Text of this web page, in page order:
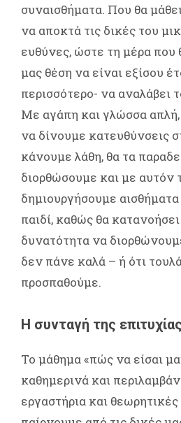
συναισθήματα. Που θα
να αποκτά τις δικές του
ευθύνες, ώστε τη μέρα που
μας θέση να είναι εξίσου
περισσότερο- να αναλάβει
Με αγάπη και γλώσσα απλή,
να δίνουμε κατευθύνσεις
κάνουμε λάθη, θα τα
διορθώσουμε και με αυτόν
δημιουργήσουμε
παιδί, καθώς θα
δυνατότητα να
δεν πάνε καλά – ή ότι
προσπαθούμε.
Η συνταγή της επιτυχίας
Το μάθημα «πώς να είσαι
καθημερινά και
εργαστήρια και